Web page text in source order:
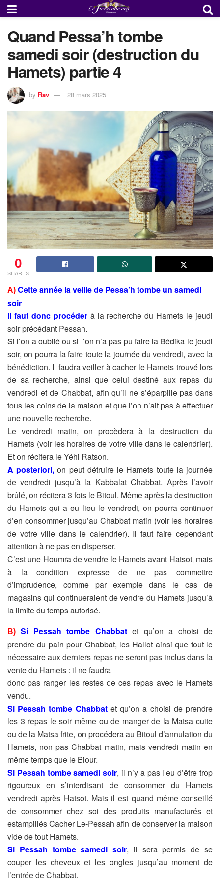
Quand Pessa’h tombe
samedi soir (destruction du
Hamets) partie 4
by Rav 28 mars 2025
0
SHARES
A) Cette année la veille de Pessa’h tombe un samedi
soir
Il faut donc procéderà la recherche du Hamets le jeudi
soir précédant Pessah.
Si l’on a oublié ou si l’on n’a pas pu faire la Bédika le jeudi
soir, on pourra la faire toute la journée du vendredi, avec la
bénédiction. Il faudra veiller à cacher le Hamets trouvé lors
de sa recherche, ainsi que celui destiné aux repas du
vendredi et de Chabbat, afin qu’il ne s’éparpille pas dans
tous les coins de la maison et que l’on n’ait pas à effectuer
une nouvelle recherche.
Le vendredi matin, on procèdera à la destruction du
Hamets (voir les horaires de votre ville dans le calendrier).
Et on récitera le Yéhi Ratson.
A posteriori, on peut détruire le Hamets toute la journée
de vendredi jusqu’à la Kabbalat Chabbat. Après l’avoir
brûlé, on récitera 3 fois le Bitoul. Même après la destruction
du Hamets qui a eu lieu le vendredi, on pourra continuer
d’en consommer jusqu’au Chabbat matin (voir les horaires
de votre ville dans le calendrier). Il faut faire cependant
attention à ne pas en disperser.
C’est une Houmra de vendre le Hamets avant Hatsot, mais
à la condition expresse de ne pas commettre
d’imprudence, comme par exemple dans le cas de
magasins qui continueraient de vendre du Hamets jusqu’à
la limite du temps autorisé.
B)Si Pessah tombe Chabbatet qu’on a choisi de
prendre du painpour Chabbat, les Hallot ainsi que tout le
nécessaire aux derniers repas ne seront pas inclus dans la
vente du Hamets : il ne faudra
donc pas ranger les restes de ces repas avec le Hamets
vendu.
Si Pessah tombe Chabbatet qu’on a choisi de prendre
les 3 repas le soir même ou de manger de la Matsa cuite
ou de la Matsa frite, on procédera au Bitoul d’annulation du
Hamets, non pas Chabbat matin, mais vendredi matin en
même temps que le Biour.
Si Pessah tombe samedi soir, il n’y a pas lieu d’être trop
rigoureuxen s’interdisant de consommer du Hamets
vendredi après Hatsot. Mais il est quand même conseillé
de consommer chez soi des produits manufacturés et
estampillés Cacher Le-Pessah afin deconserver la maison
vide de tout Hamets.
Si Pessah tombe samedi soir, il sera permis de se
couper les cheveux et les ongles jusqu’au moment de
l’entrée de Chabbat.